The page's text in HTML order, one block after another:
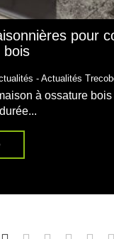
pour
bois
-Actualités
à ossature